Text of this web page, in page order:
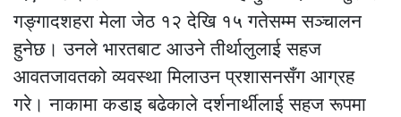
गङ्गादशहरा मेला जेठ १२ देखि १५ गतेसम्म सञ्चालन
हुनेछ। उनले भारतबाट आउने तीर्थालुलाई सहज
आवतजावतको व्यवस्था मिलाउन प्रशासनसँग आग्रह
गरे। नाकामा कडाइ बढेकाले दर्शनार्थीलाई सहज रूपमा